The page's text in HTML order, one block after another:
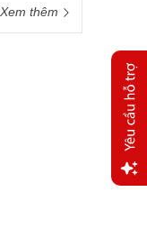
Xem thêm